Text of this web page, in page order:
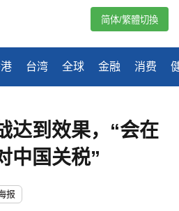
台湾 全球 金融 消费
简体/繁體切換
达到效果，“会在
中国关税”
报